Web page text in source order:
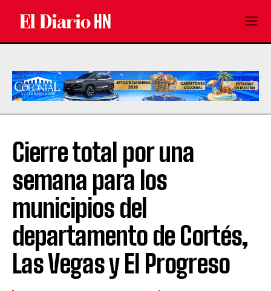
Cierre total por una
semana para los
municipios del
departamento de Cortés,
Las Vegas y El Progreso